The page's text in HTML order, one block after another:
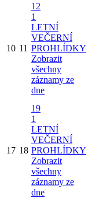
10 11
12
1
LETNÍ
VEČERNÍ
PROHLÍDKY
Zobrazit
všechny
záznamy ze
dne
17 18
19
1
LETNÍ
VEČERNÍ
PROHLÍDKY
Zobrazit
všechny
záznamy ze
dne